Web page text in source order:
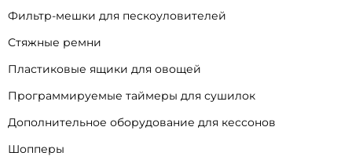
Фильтр-мешки для пескоуловителей
Стяжные ремни
Пластиковые ящики для овощей
Программируемые таймеры для сушилок
Дополнительное оборудование для кессонов
Шопперы